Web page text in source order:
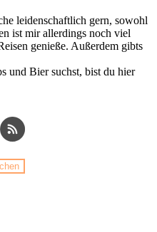
leidenschaftlich gern, sowohl
ist mir allerdings noch viel
genieße. Außerdem gibts
und Bier suchst, bist du hier